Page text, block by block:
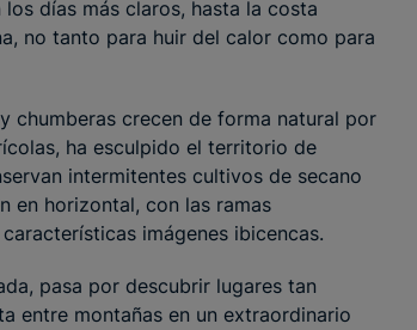
días más claros, hasta la costa
no tanto para huir del calor como para
chumberas crecen de forma natural por
ha esculpido el territorio de
intermitentes cultivos de secano
en horizontal, con las ramas
imágenes ibicencas.
pasa por descubrir lugares tan
entre montañas en un extraordinario